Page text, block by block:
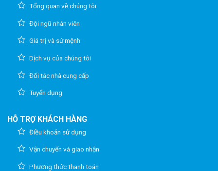
Tổng quan về chúng tôi
Đội ngũ nhân viên
Giá trị và sứ mệnh
Dịch vụ của chúng tôi
Đối tác nhà cung cấp
Tuyển dụng
HỖ TRỢ KHÁCH HÀNG
Điều khoản sử dụng
Vận chuyển và giao nhận
Phương thức thanh toán